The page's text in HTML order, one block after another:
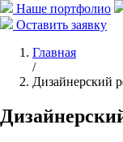
Наше портфолио
Оставить заявку
Главная
/
Дизайнерский